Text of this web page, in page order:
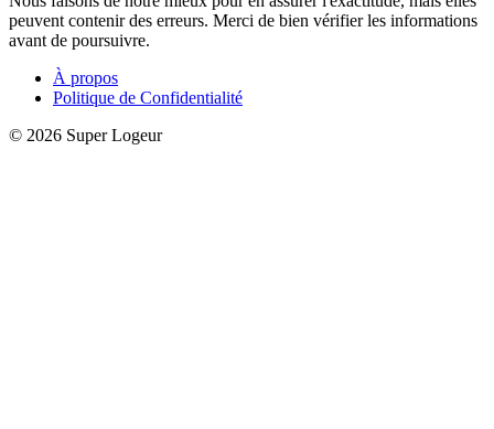
peuvent contenir des erreurs. Merci de bien vérifier les informations
avant de poursuivre.
À propos
Politique de Confidentialité
© 2026 Super Logeur